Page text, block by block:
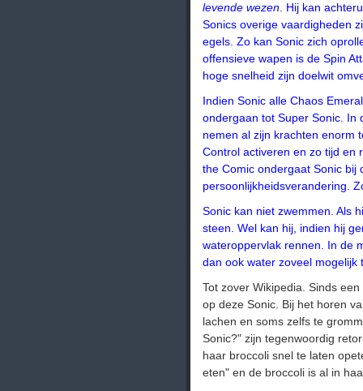
levende wezen . Hij kan
Sonics overige vaardigheden
egels. Zo kan Sonic zich
offensieve wapen is de Spin
hoge snelheid zijn doelwit
Indien Sonic alle Chaos
ondergaan tot Super Sonic. In
nemen al zijn krachten enorm
Control activeren en zo tijd en
the Comic ondergaat Sonic bij
persoonlijkheidsverandering.
Sonic kan niet zwemmen. Als
steen. Wel kan hij, indien hij
wateroppervlak rennen. In de
dan ook water zoveel mogelijk
Tot zover Wikipedia. Sinds
op deze Sonic. Bij het horen
lachen en soms zelfs te
Sonic?" zijn tegenwoordig
haar broccoli snel te laten
eten" en de broccoli is al in